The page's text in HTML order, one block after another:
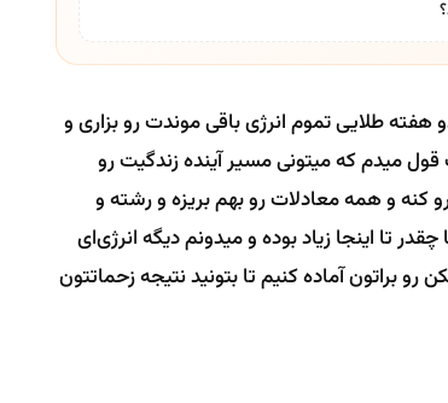
هفته طلایی تموم انرژی باقی موندت رو بزاری و
میدم که میتونی مسیر آینده زندگیت رو
کنه و همه معادلات رو بهم بریزه و رشته و
تا اینجا زیاد بوده و میدونم دیگه انرژی‌ای
براتون آماده کنیم تا بتونید نتیجه زحماتتون